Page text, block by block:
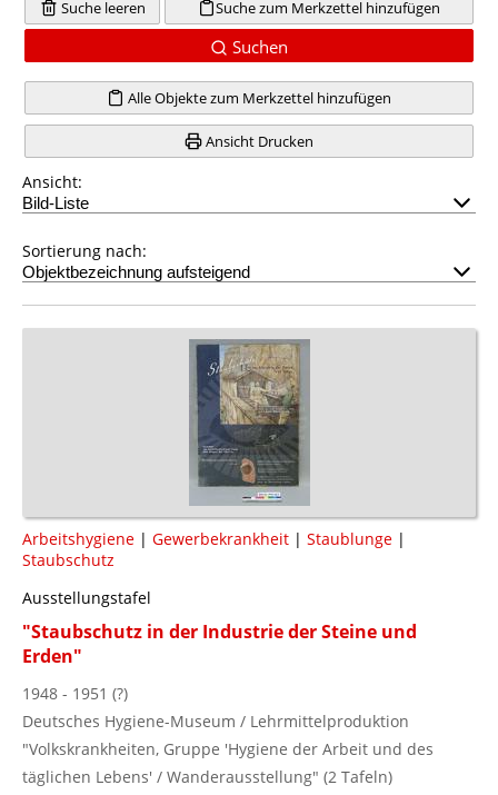
Suche leeren Suche zum Merkzettel hinzufügen
Suchen
Alle Objekte zum Merkzettel hinzufügen
Ansicht Drucken
Ansicht:
Sortierung nach:
Arbeitshygiene | Gewerbekrankheit | Staublunge |
Staubschutz
Ausstellungstafel
"Staubschutz in der Industrie der Steine und
Erden"
1948 - 1951 (?)
Deutsches Hygiene-Museum / Lehrmittelproduktion
"Volkskrankheiten, Gruppe 'Hygiene der Arbeit und des
täglichen Lebens' / Wanderausstellung" (2 Tafeln)